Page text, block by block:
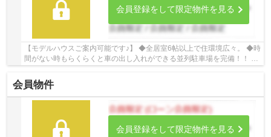
会員登録をして限定物件を見る
【モデルハウスご案内可能です♪】 ◆全居室6帖以上で住環境広々。 ◆時
間がない時もらくらくと車の出し入れができる並列駐車場を完備！！ ◆
会員物件
会員登録をして限定物件を見る